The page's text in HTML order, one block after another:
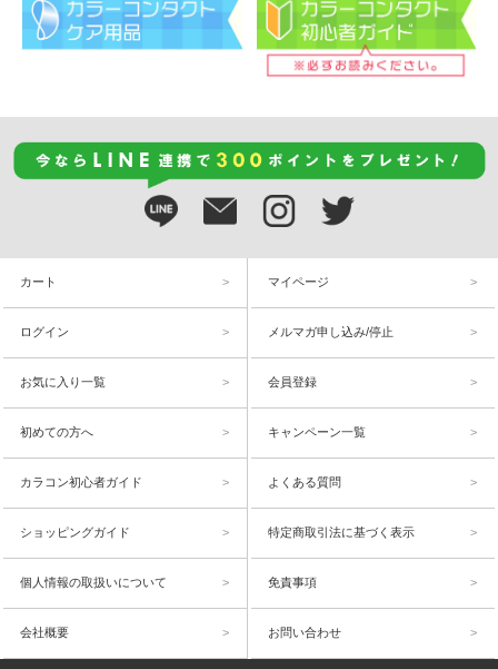
カート マイページ
ログイン メルマガ申し込み/停止
お気に入り一覧 会員登録
初めての方へ キャンペーン一覧
カラコン初心者ガイド よくある質問
ショッピングガイド 特定商取引法に基づく表示
個人情報の取扱いについて 免責事項
会社概要 お問い合わせ